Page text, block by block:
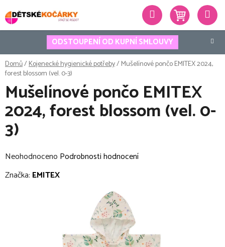
na
obsah
ODSTOUPENÍ OD KUPNÍ SMLOUVY
Hledat
Domů/Kojenecké hygienické potřeby/Mušelínové pončo EMITEX 2024,
forest blossom (vel. 0-3)
Mušelínové pončo EMITEX
2024, forest blossom (vel. 0-
3)
Průměrné
hodnocení
Neohodnoceno Podrobnosti hodnocení
Značka: EMITEX